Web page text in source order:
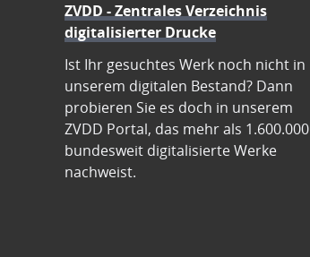
ZVDD - Zentrales Verzeichnis
digitalisierter Drucke
Ist Ihr gesuchtes Werk noch nicht in
unserem digitalen Bestand? Dann
probieren Sie es doch in unserem
ZVDD Portal, das mehr als 1.600.000
bundesweit digitalisierte Werke
nachweist.